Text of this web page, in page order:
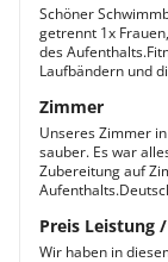
Schöner
getrennt 1x
des
Laufbändern und
Zimmer
Unseres Zimmer
sauber. Es war
Zubereitung auf
Preis Leistung
Wir haben in